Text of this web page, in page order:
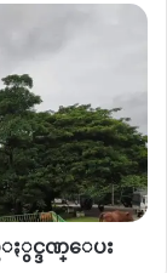
င္ဒဏ္ေပး